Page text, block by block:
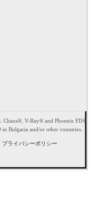
Chaos®, V-Ray® and Phoenix FD®
in Bulgaria and/or other countries.
プライバシーポリシー